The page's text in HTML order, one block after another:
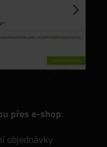
přes e-shop:
objednávky